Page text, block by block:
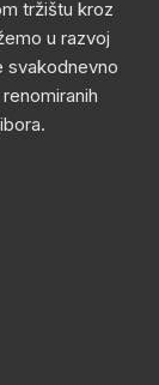
tržištu kroz
u razvoj
svakodnevno